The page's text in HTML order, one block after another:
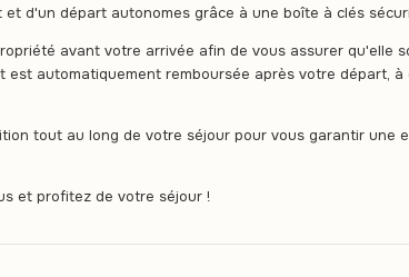
d'un départ autonomes grâce à une boîte à clés
avant votre arrivée afin de vous assurer qu'elle
automatiquement remboursée après votre départ, à
tout au long de votre séjour pour vous garantir une
et profitez de votre séjour !